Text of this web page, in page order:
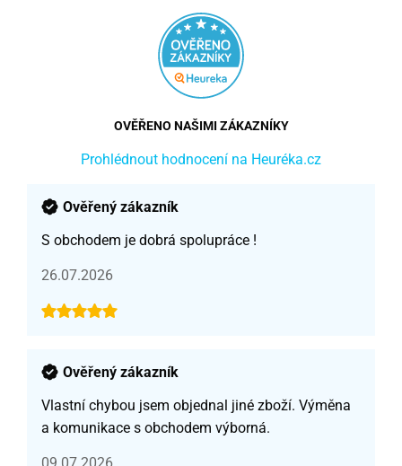
OVĚŘENO NAŠIMI ZÁKAZNÍKY
Prohlédnout hodnocení na Heuréka.cz
Ověřený zákazník
S obchodem je dobrá spolupráce !
26.07.2026
Ověřený zákazník
Vlastní chybou jsem objednal jiné zboží. Výměna
a komunikace s obchodem výborná.